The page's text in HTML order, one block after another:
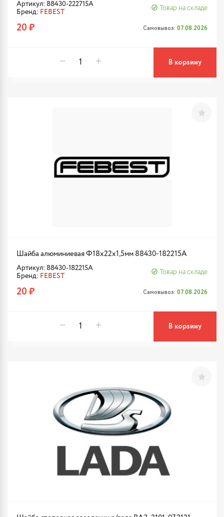
Артикул: 88430-222715A
Бренд: FEBEST
Товар на складе
20 ₽ Самовывоз: 07.08.2026
В корзину
Шайба алюминиевая Ф18x22x1,5мм 88430-182215A
Артикул: 88430-182215A
Бренд: FEBEST
Товар на складе
20 ₽ Самовывоз: 07.08.2026
В корзину